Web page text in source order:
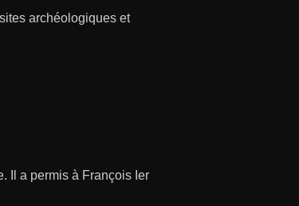
archéologiques et
Il a permis à François Ier